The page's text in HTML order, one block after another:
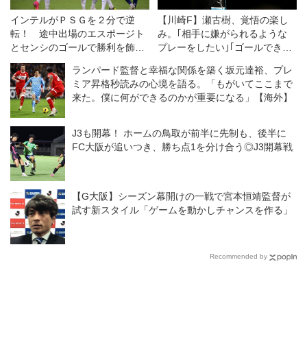
インテルがＰＳＧを２分で逆
転！ 途中出場のエスポージト
とセンシのゴールで勝利を飾る
◎クラブ親善試合
【川崎F】瀬古樹、覚悟の楽し
み。｢相手に嫌がられるような
プレーをしたい｣｢ゴールできる
ランパード監督と幸福な関係を築く坂元達裕、プレ
ミア昇格秒読みの心境を語る。「もがいてここまで
来た。僕に何ができるのかが重要になる」【海外】
J3も開幕！ ホームの鳥取が前半に先制も、後半に
FC大阪が追いつき、勝ち点1を分け合う◎J3開幕戦
【G大阪】シーズン幕開けの一戦で宮本恒靖監督が
試す新スタイル「ゲームを動かしチャンスを作る」
Recommended by